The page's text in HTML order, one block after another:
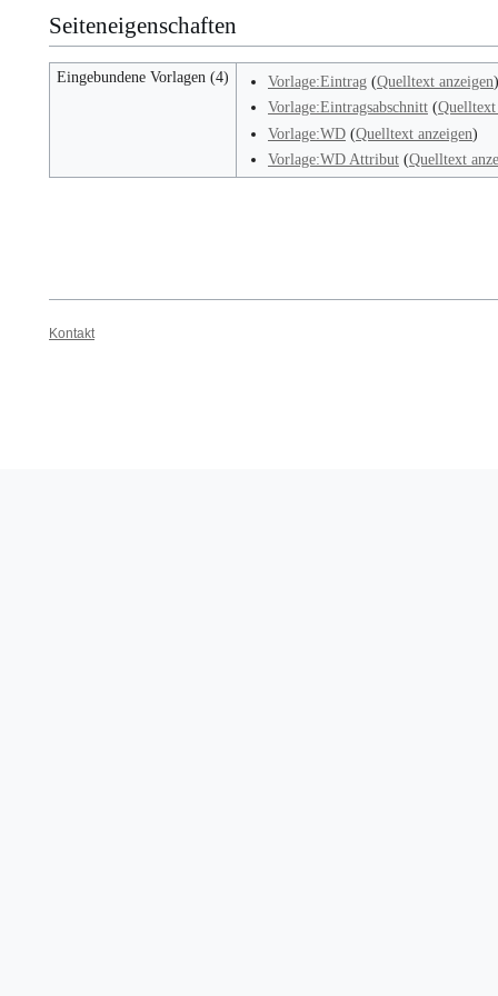
Seiteneigenschaften
Eingebundene Vorlagen (4) Vorlage:Eintrag(Quelltext anzeigen)
Vorlage:Eintragsabschnitt(Quelltext
Vorlage:WD(Quelltext anzeigen)
Vorlage:WD Attribut(Quelltext
Kontakt